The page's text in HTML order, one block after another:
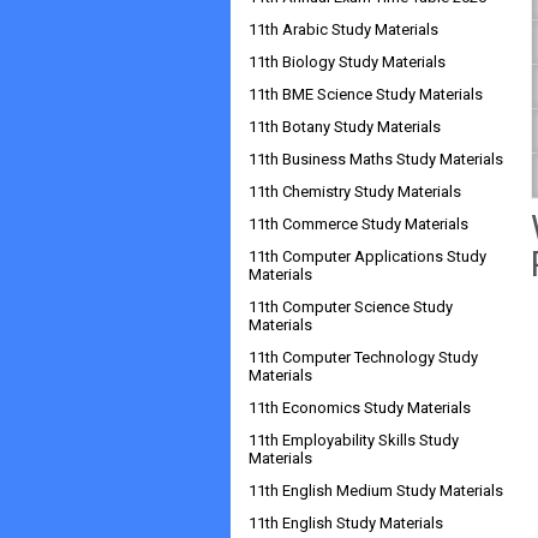
11th Arabic Study Materials
11th Biology Study Materials
11th BME Science Study Materials
11th Botany Study Materials
11th Business Maths Study Materials
11th Chemistry Study Materials
11th Commerce Study Materials
11th Computer Applications Study
Materials
11th Computer Science Study
Materials
11th Computer Technology Study
Materials
11th Economics Study Materials
11th Employability Skills Study
Materials
11th English Medium Study Materials
11th English Study Materials